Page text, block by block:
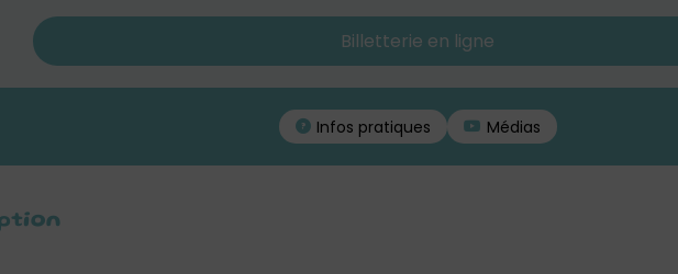
Billetterie en ligne
Infos pratiques Médias